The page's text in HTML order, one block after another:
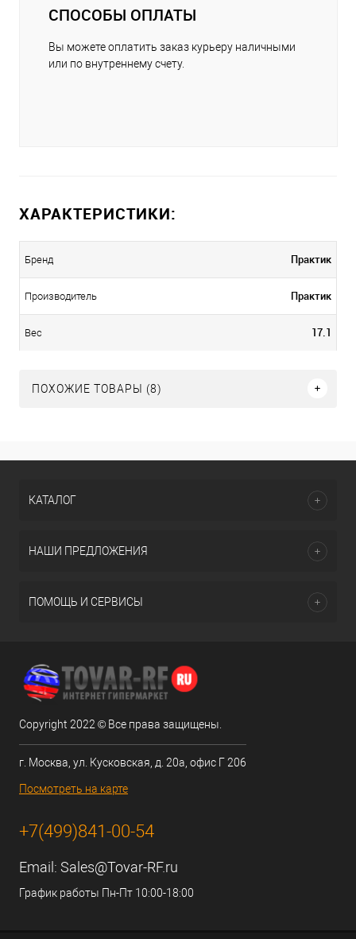
СПОСОБЫ ОПЛАТЫ
Вы можете оплатить заказ курьеру наличными
или по внутреннему счету.
ХАРАКТЕРИСТИКИ:
Бренд Практик
Производитель Практик
Вес 17.1
ПОХОЖИЕ ТОВАРЫ (8)
КАТАЛОГ
НАШИ ПРЕДЛОЖЕНИЯ
ПОМОЩЬ И СЕРВИСЫ
Copyright 2022 © Все права защищены.
г. Москва, ул. Кусковская, д. 20а, офис Г 206
Посмотреть на карте
+7(499)841-00-54
Email: Sales@Tovar-RF.ru
График работы Пн-Пт 10:00-18:00